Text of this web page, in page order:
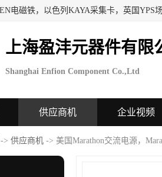
上海盈沣元器件有限
Shanghai Enfion Component Co.,Ltd
供应商机 企业视频
-> 供应商机 -> 美国Marathon交流电源，